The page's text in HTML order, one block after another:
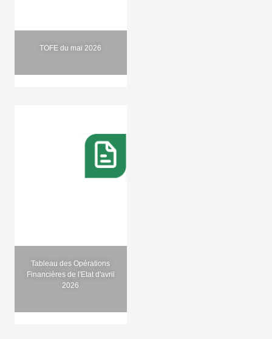
TOFE du mai 2026
Tableau des Opérations
Financières de l'Etat d'avril
2026